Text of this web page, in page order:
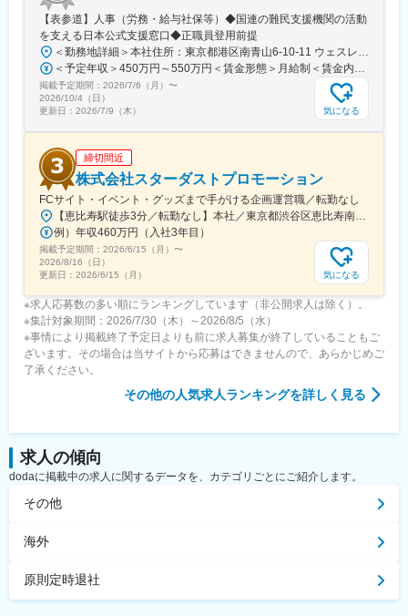
【表参道】人事（労務・給与社保等）◆国連の難民支援機関の活動
を支える日本公式支援窓口◆正職員登用前提
＜勤務地詳細＞本社住所：東京都港区南青山6-10-11 ウェスレーセンター3F勤務地最寄駅：地下鉄各線／表参道駅受動喫煙対策：屋内全面禁煙変更の範囲：会社の定める事業所（リモートワーク含む）
＜予定年収＞450万円～550万円＜賃金形態＞月給制＜賃金内訳＞月額（基本給）：340,000円～420,000円＜月給＞340,000円～420,000円＜昇給有無＞有＜残業手当＞有＜給与補足＞※能力・経験によって決定します。■賞与あり（業績評価に応じて支給）賃金はあくまでも目安の金額であり、選考を通じて上下する可能性があります。月給(月額)は固定手当を含めた表記です。
掲載予定期間： 2026/7/6（月） 〜
2026/10/4（日）
更新日： 2026/7/9（木） 気になる
締切間近
株式会社スターダストプロモーション
FCサイト・イベント・グッズまで手がける企画運営職／転勤なし
【恵比寿駅徒歩3分／転勤なし】本社／東京都渋谷区恵比寿南1-15-1◎アクセス・東京メトロ日比谷線「恵比寿駅」より徒歩3分・JR「恵比寿駅」より徒歩5分・東急東横線「代官山駅」より徒歩10分※受動喫煙対策：敷地内禁煙
例）年収460万円（入社3年目）
掲載予定期間： 2026/6/15（月） 〜
2026/8/16（日）
更新日： 2026/6/15（月） 気になる
※求人応募数の多い順にランキングしています（非公開求人は除く）。
※集計対象期間：2026/7/30（木）～2026/8/5（水）
※事情により掲載終了予定日よりも前に求人募集が終了していることもご
ざいます。その場合は当サイトから応募はできませんので、あらかじめご
了承ください。
その他の人気求人ランキングを詳しく見る
求人の傾向
dodaに掲載中の求人に関するデータを、カテゴリごとにご紹介します。
その他
海外
原則定時退社